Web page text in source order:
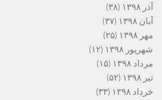
آذر ۱۳۹۸
(۳۸)
آبان ۱۳۹۸
(۳۷)
مهر ۱۳۹۸
(۲۵)
شهریور ۱۳۹۸
(۱۲)
مرداد ۱۳۹۸
(۱۵)
تیر ۱۳۹۸
(۵۲)
خرداد ۱۳۹۸
(۳۳)